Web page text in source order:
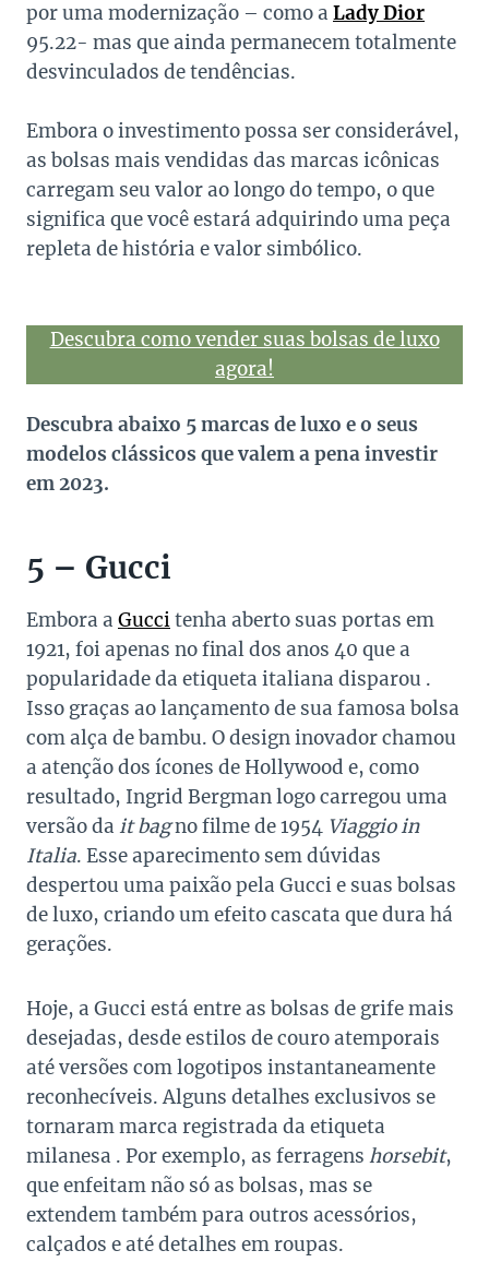
por uma modernização – como a Lady Dior
95.22- mas que ainda permanecem totalmente
desvinculados de tendências.
Embora o investimento possa ser considerável,
as bolsas mais vendidas das marcas icônicas
carregam seu valor ao longo do tempo, o que
significa que você estará adquirindo uma peça
repleta de história e valor simbólico.
Descubra como vender suas bolsas de luxo
agora!
Descubra abaixo 5 marcas de luxo e o seus
modelos clássicos que valem a pena investir
em 2023.
5 – Gucci
Embora a Guccitenha aberto suas portas em
1921, foi apenas no final dos anos 40 que a
popularidade da etiqueta italiana disparou .
Isso graças ao lançamento de sua famosa bolsa
com alça de bambu. O design inovador chamou
a atenção dos ícones de Hollywood e, como
resultado, Ingrid Bergman logo carregou uma
versão da it bagno filme de 1954 Viaggio in
Italia. Esse aparecimento sem dúvidas
despertou uma paixão pela Gucci e suas bolsas
de luxo, criando um efeito cascata que dura há
gerações.
Hoje, a Gucci está entre as bolsas de grife mais
desejadas, desde estilos de couro atemporais
até versões com logotipos instantaneamente
reconhecíveis. Alguns detalhes exclusivos se
tornaram marca registrada da etiqueta
milanesa . Por exemplo, as ferragens horsebit,
que enfeitam não só as bolsas, mas se
extendem também para outros acessórios,
calçados e até detalhes em roupas.